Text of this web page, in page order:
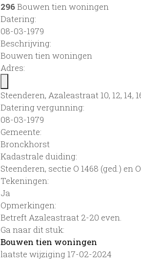
296Bouwen tien woningen
Datering:
08-03-1979
Beschrijving:
Bouwen tien woningen
Adres:
Steenderen, Azaleastraat 10, 12, 14,
Datering vergunning:
08-03-1979
Gemeente:
Bronckhorst
Kadastrale duiding:
Steenderen, sectie O 1468 (ged.) en
Tekeningen:
Ja
Opmerkingen:
Betreft Azaleastraat 2-20 even.
Ga naar dit stuk:
Bouwen tien woningen
laatste wijziging 17-02-2024